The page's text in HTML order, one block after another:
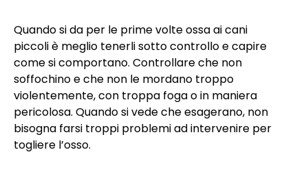
Quando si da per le prime volte ossa ai cani
piccoli è meglio tenerli sotto controllo e capire
come si comportano. Controllare che non
soffochino e che non le mordano troppo
violentemente, con troppa foga o in maniera
pericolosa. Quando si vede che esagerano, non
bisogna farsi troppi problemi ad intervenire per
togliere l’osso.